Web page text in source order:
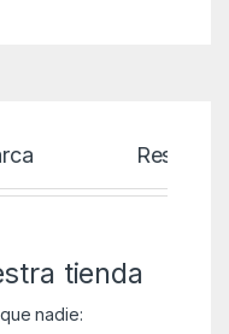
Reseñas
tienda
nadie: